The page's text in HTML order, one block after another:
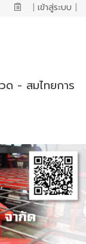
| เข้าสู่ระบบ |
ด - สมไทยการ